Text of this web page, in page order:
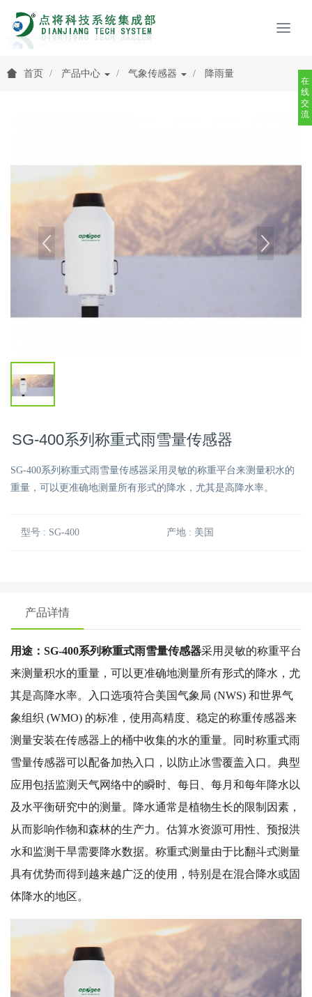
首页 产品中心 气象传感器 降雨量
SG-400系列称重式雨雪量传感器
SG-400系列称重式雨雪量传感器采用灵敏的称重平台来测量积水的
重量，可以更准确地测量所有形式的降水，尤其是高降水率。
型号 : SG-400 产地 : 美国
产品详情
用途：SG-400系列称重式雨雪量传感器采用灵敏的称重平台
来测量积水的重量，可以更准确地测量所有形式的降水，尤
其是高降水率。入口选项符合美国气象局 (NWS) 和世界气
象组织 (WMO) 的标准，使用高精度、稳定的称重传感器来
测量安装在传感器上的桶中收集的水的重量。同时称重式雨
雪量传感器可以配备加热入口，以防止冰雪覆盖入口。典型
应用包括监测天气网络中的瞬时、每日、每月和每年降水以
及水平衡研究中的测量。降水通常是植物生长的限制因素，
从而影响作物和森林的生产力。估算水资源可用性、预报洪
水和监测干旱需要降水数据。称重式测量由于比翻斗式测量
具有优势而得到越来越广泛的使用，特别是在混合降水或固
体降水的地区。
在
线
交
流